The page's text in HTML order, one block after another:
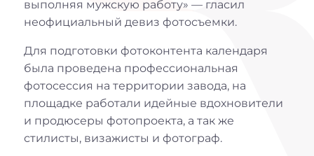
выполняя мужскую работу» — гласил
неофициальный девиз фотосъемки.
Для подготовки фотоконтента календаря
была проведена профессиональная
фотосессия на территории завода, на
площадке работали идейные вдохновители
и продюсеры фотопроекта, а так же
стилисты, визажисты и фотограф.